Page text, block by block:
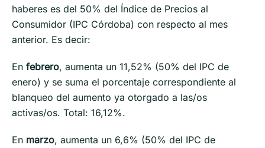
haberes es del 50% del Índice de Precios al
Consumidor (IPC Córdoba) con respecto al mes
anterior. Es decir:
En febrero, aumenta un 11,52% (50% del IPC de
enero) y se suma el porcentaje correspondiente al
blanqueo del aumento ya otorgado a las/os
activas/os. Total: 16,12%.
En marzo, aumenta un 6,6% (50% del IPC de